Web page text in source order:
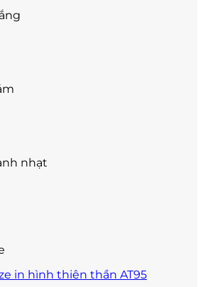
nhạt
in hình thiên thần AT95